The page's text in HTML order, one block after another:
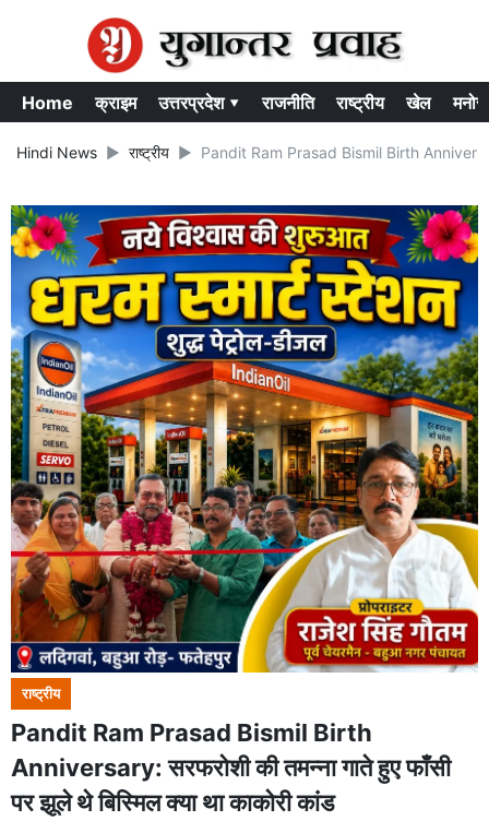
Home क्राइम उत्तरप्रदेश ▾ राजनीति राष्ट्रीय खेल
Hindi News राष्ट्रीय Pandit Ram Prasad Bismil Birth
राष्ट्रीय
Pandit Ram Prasad Bismil Birth
Anniversary: सरफरोशी की तमन्ना गाते हुए फाँसी
पर झूले थे बिस्मिल क्या था काकोरी कांड